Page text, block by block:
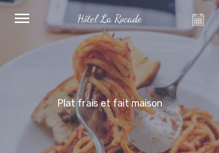
Hôtel La Rocade
Plat frais et fait maison